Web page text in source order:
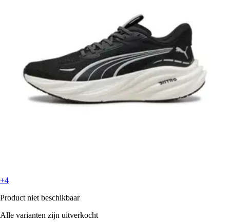
+4
Product niet beschikbaar
Alle varianten zijn uitverkocht